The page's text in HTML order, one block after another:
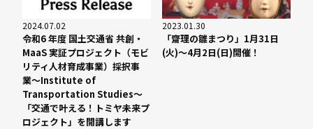
2024.07.02
令和6 年度 国土交通省 共創・
MaaS 実証プロジェクト（モビ
リティ人材育成事業）採択事
業〜Institute of
Transportation Studies〜
「交通で叶える！トミヤ未来プ
ロジェクト」を開講します
2023.01.30
「齋理の雛まつり」1月31日
(火)〜4月2日(日)開催！